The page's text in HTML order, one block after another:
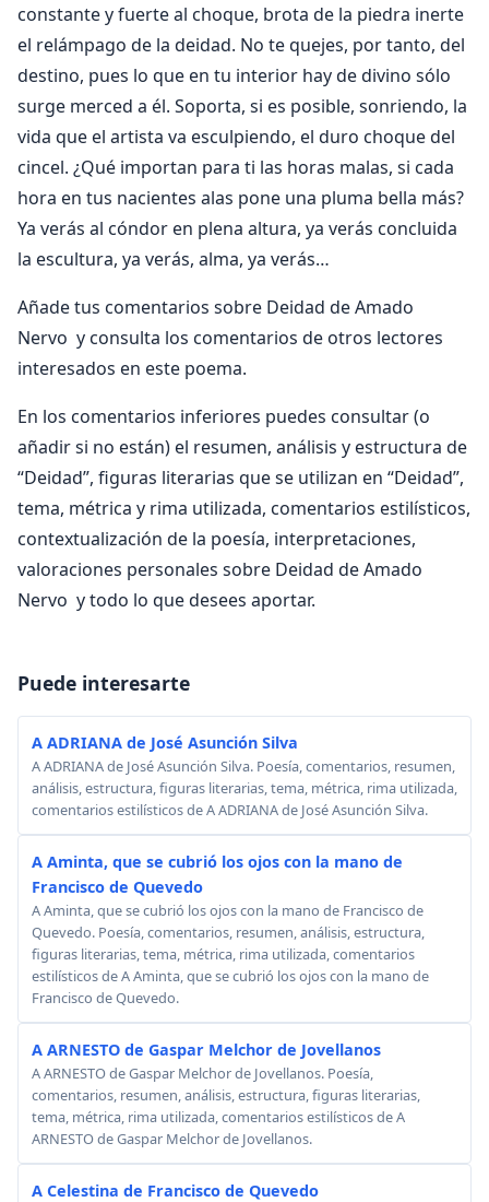
constante y fuerte al choque, brota de la piedra inerte
el relámpago de la deidad. No te quejes, por tanto, del
destino, pues lo que en tu interior hay de divino sólo
surge merced a él. Soporta, si es posible, sonriendo, la
vida que el artista va esculpiendo, el duro choque del
cincel. ¿Qué importan para ti las horas malas, si cada
hora en tus nacientes alas pone una pluma bella más?
Ya verás al cóndor en plena altura, ya verás concluida
la escultura, ya verás, alma, ya verás…
Añade tus comentarios sobre Deidad de Amado
Nervo y consulta los comentarios de otros lectores
interesados en este poema.
En los comentarios inferiores puedes consultar (o
añadir si no están) el resumen, análisis y estructura de
“Deidad”, figuras literarias que se utilizan en “Deidad”,
tema, métrica y rima utilizada, comentarios estilísticos,
contextualización de la poesía, interpretaciones,
valoraciones personales sobre Deidad de Amado
Nervo y todo lo que desees aportar.
Puede interesarte
A ADRIANA de José Asunción Silva
A ADRIANA de José Asunción Silva. Poesía, comentarios, resumen,
análisis, estructura, figuras literarias, tema, métrica, rima utilizada,
comentarios estilísticos de A ADRIANA de José Asunción Silva.
A Aminta, que se cubrió los ojos con la mano de
Francisco de Quevedo
A Aminta, que se cubrió los ojos con la mano de Francisco de
Quevedo. Poesía, comentarios, resumen, análisis, estructura,
figuras literarias, tema, métrica, rima utilizada, comentarios
estilísticos de A Aminta, que se cubrió los ojos con la mano de
Francisco de Quevedo.
A ARNESTO de Gaspar Melchor de Jovellanos
A ARNESTO de Gaspar Melchor de Jovellanos. Poesía,
comentarios, resumen, análisis, estructura, figuras literarias,
tema, métrica, rima utilizada, comentarios estilísticos de A
ARNESTO de Gaspar Melchor de Jovellanos.
A Celestina de Francisco de Quevedo